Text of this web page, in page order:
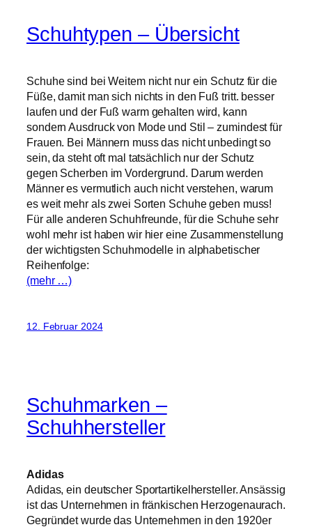
Schuhtypen – Übersicht
Schuhe sind bei Weitem nicht nur ein Schutz für die
Füße, damit man sich nichts in den Fuß tritt. besser
laufen und der Fuß warm gehalten wird, kann
sondern Ausdruck von Mode und Stil – zumindest für
Frauen. Bei Männern muss das nicht unbedingt so
sein, da steht oft mal tatsächlich nur der Schutz
gegen Scherben im Vordergrund. Darum werden
Männer es vermutlich auch nicht verstehen, warum
es weit mehr als zwei Sorten Schuhe geben muss!
Für alle anderen Schuhfreunde, für die Schuhe sehr
wohl mehr ist haben wir hier eine Zusammenstellung
der wichtigsten Schuhmodelle in alphabetischer
Reihenfolge:
(mehr …)
12. Februar 2024
Schuhmarken –
Schuhhersteller
Adidas
Adidas, ein deutscher Sportartikelhersteller. Ansässig
ist das Unternehmen in fränkischen Herzogenaurach.
Gegründet wurde das Unternehmen in den 1920er